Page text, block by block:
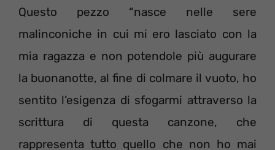
Questo pezzo “nasce nelle sere
malinconiche in cui mi ero lasciato con la
mia ragazza e non potendole più augurare
la buonanotte, al fine di colmare il vuoto, ho
sentito l’esigenza di sfogarmi attraverso la
scrittura di questa canzone, che
rappresenta tutto quello che non ho mai